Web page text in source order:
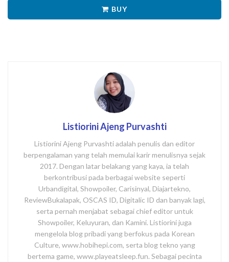
BUY
Listiorini Ajeng Purvashti
Listiorini Ajeng Purvashti adalah penulis dan editor
berpengalaman yang telah memulai karir menulisnya sejak
2017. Dengan latar belakang yang kaya, ia telah
berkontribusi pada berbagai website seperti
Urbandigital, Showpoiler, Carisinyal, Diajartekno,
ReviewBukalapak, OSCAS ID, Digitalic ID dan banyak lagi,
serta pernah menjabat sebagai chief editor untuk
Showpoiler, Keluyuran, dan Kamini. Listiorini juga
mengelola blog pribadi yang berfokus pada Korean
Culture, www.hobihepi.com, serta blog tekno yang
bertema game, www.playeatsleep.fun. Sebagai pecinta